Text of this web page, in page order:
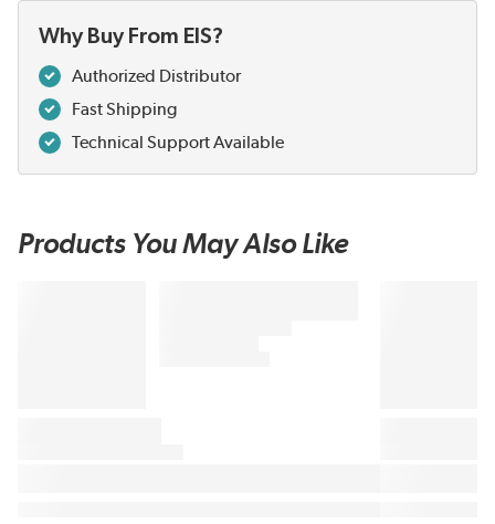
Why Buy From EIS?
Authorized Distributor
Fast Shipping
Technical Support Available
Products You May Also Like